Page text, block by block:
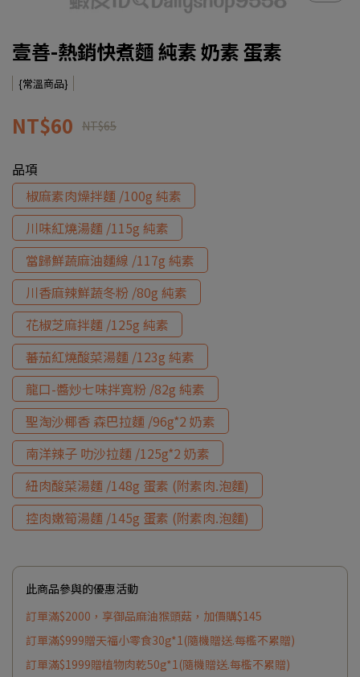
壹善-熱銷快煮麵 純素 奶素 蛋素
{常溫商品}
NT$60 NT$65
品項
椒麻素肉燥拌麵 /100g 純素
川味紅燒湯麵 /115g 純素
當歸鮮蔬麻油麵線 /117g 純素
川香麻辣鮮蔬冬粉 /80g 純素
花椒芝麻拌麵 /125g 純素
蕃茄紅燒酸菜湯麵 /123g 純素
龍口-醬炒七味拌寬粉 /82g 純素
聖淘沙椰香 森巴拉麵 /96g*2 奶素
南洋辣子 叻沙拉麵 /125g*2 奶素
紐肉酸菜湯麵 /148g 蛋素 (附素肉.泡麵)
控肉嫩筍湯麵 /145g 蛋素 (附素肉.泡麵)
此商品參與的優惠活動
訂單滿$2000，享御品麻油猴頭菇，加價購$145
訂單滿$999贈天福小零食30g*1(隨機贈送.每檻不累贈)
訂單滿$1999贈植物肉乾50g*1(隨機贈送.每檻不累贈)